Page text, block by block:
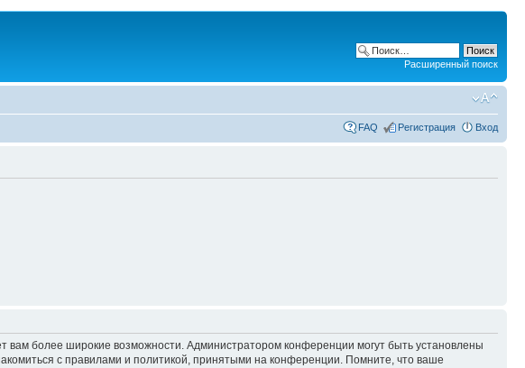
Расширенный поиск
FAQ Регистрация Вход
вам более широкие возможности. Администратором конференции могут быть установлены
с правилами и политикой, принятыми на конференции. Помните, что ваше